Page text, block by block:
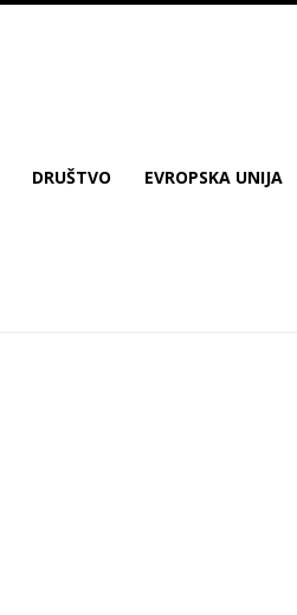
DRUŠTVO EVROPSKA UNIJA